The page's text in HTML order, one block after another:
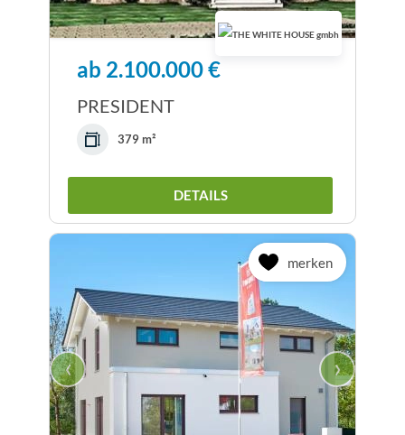
ab 2.100.000 €
PRESIDENT
379 m²
DETAILS
merken
‹ ›